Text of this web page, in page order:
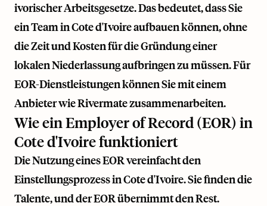
ivorischer Arbeitsgesetze. Das bedeutet, dass Sie
ein Team in Cote d'Ivoire aufbauen können, ohne
die Zeit und Kosten für die Gründung einer
lokalen Niederlassung aufbringen zu müssen. Für
EOR-Dienstleistungen können Sie mit einem
Anbieter wieRivermatezusammenarbeiten.
Wie ein Employer of Record (EOR) in
Cote d'Ivoire funktioniert
Die Nutzung eines EOR vereinfacht den
Einstellungsprozess in Cote d'Ivoire. Sie finden die
Talente, und der EOR übernimmt den Rest.